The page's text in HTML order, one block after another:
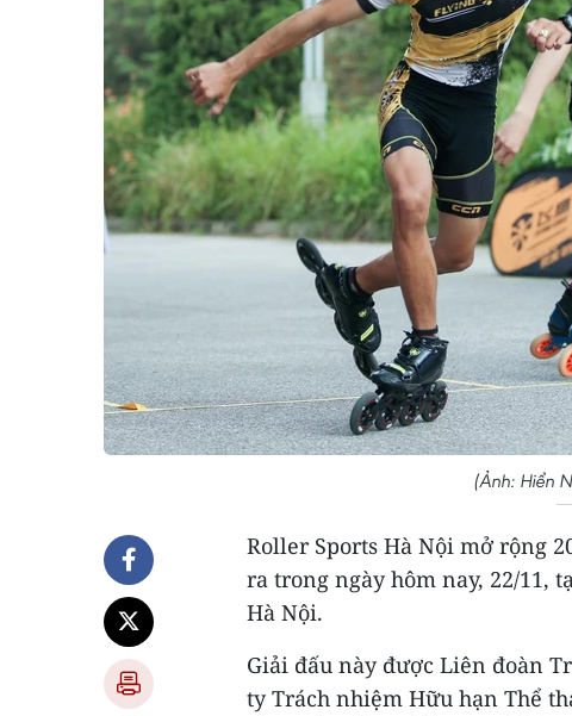
(Ảnh: Hiển
Roller Sports Hà Nội mở rộng
ra trong ngày hôm nay, 22/11,
Hà Nội.
Giải đấu này được Liên đoàn
ty Trách nhiệm Hữu hạn Thể